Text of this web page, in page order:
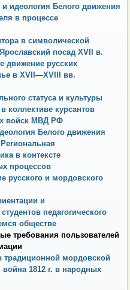
идеология Белого движения
в процессе
в символической
посад XVII в.
движение русских
в XVII—XVIII вв.
статуса и культуры
коллективе курсантов
войск МВД РФ
Белого движения
в контексте
процессов
русского и мордовского
и
педагогического
обществе
требования пользователей
мордовской
1812 г. в народных